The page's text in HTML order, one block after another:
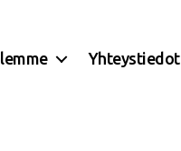
Yhteystiedot